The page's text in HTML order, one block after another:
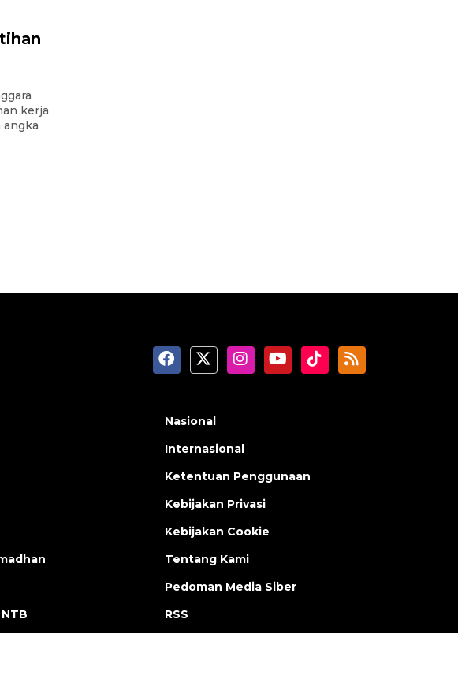
kerja
angka
Nasional
Internasional
Ketentuan Penggunaan
Kebijakan Privasi
Kebijakan Cookie
Tentang Kami
Pedoman Media Siber
RSS